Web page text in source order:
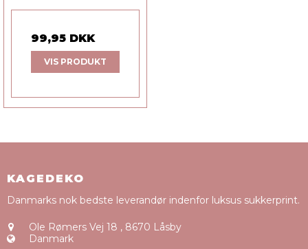
99,95 DKK
VIS PRODUKT
KAGEDEKO
Danmarks nok bedste leverandør indenfor luksus sukkerprint.
Ole Rømers Vej 18 , 8670 Låsby
Danmark